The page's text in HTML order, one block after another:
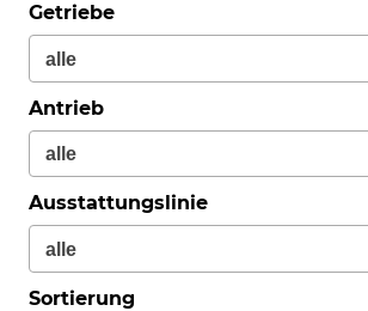
Getriebe
Antrieb
Ausstattungslinie
Sortierung